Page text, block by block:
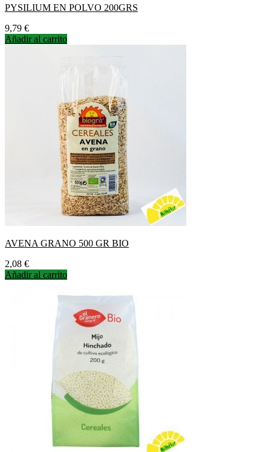
PYSILIUM EN POLVO 200GRS
Precio
9,79 €
Añadir al carrito
AVENA GRANO 500 GR BIO
Precio
2,08 €
Añadir al carrito